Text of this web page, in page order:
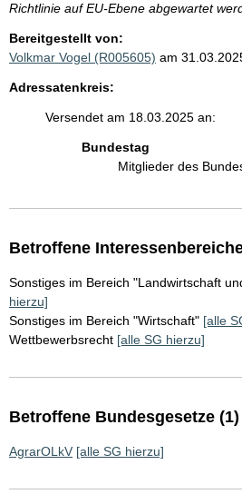
Richtlinie auf EU-Ebene abgewartet
Bereitgestellt von:
Volkmar Vogel (R005605) am
Adressatenkreis:
Versendet am 18.03.2025 an:
Bundestag
Mitglieder des
Betroffene
Sonstiges im Bereich "Landwirtschaft
hierzu]
Sonstiges im Bereich "Wirtschaft" [alle
Wettbewerbsrecht [alle SG hierzu]
Betroffene Bundesgesetze (1)
AgrarOLkV [alle SG hierzu]